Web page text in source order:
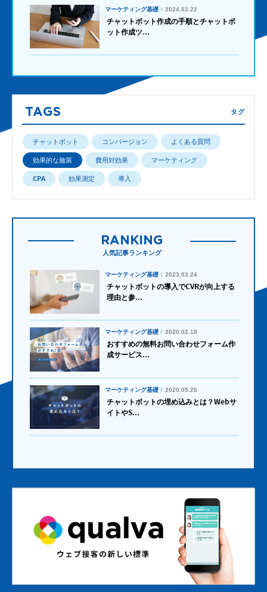
マーケティング基礎 2024.02.22
チャットボット作成の手順とチャットボ
ット作成ツ...
TAGS タグ
チャットボット コンバージョン よくある質問
効果的な施策 費用対効果 マーケティング
CPA 効果測定 導入
RANKING
人気記事ランキング
マーケティング基礎 2023.03.24
チャットボットの導入でCVRが向上する
理由と参...
マーケティング基礎 2020.02.18
おすすめの無料お問い合わせフォーム作
成サービス...
マーケティング基礎 2020.05.26
チャットボットの埋め込みとは？Webサ
イトやS...